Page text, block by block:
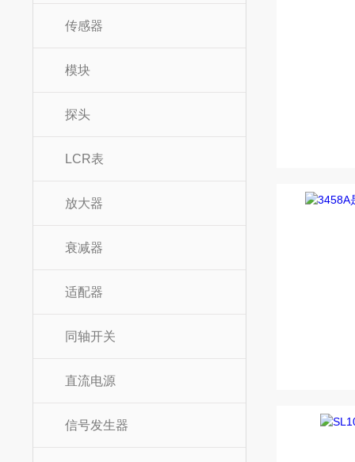
传感器
模块
探头
LCR表
放大器
衰减器
适配器
同轴开关
直流电源
信号发生器